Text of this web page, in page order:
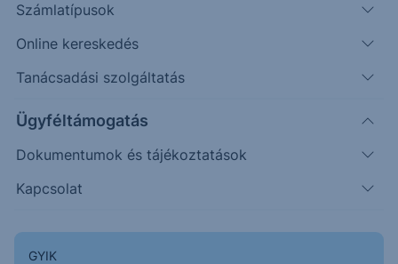
Számlatípusok
Online kereskedés
Tanácsadási szolgáltatás
Ügyféltámogatás
Dokumentumok és tájékoztatások
Kapcsolat
GYIK
Kummer Márk
Üzletkötő - USA specialista
Email: Mark.Kummer@ersteinvestment.hu
Visszahívás kérése